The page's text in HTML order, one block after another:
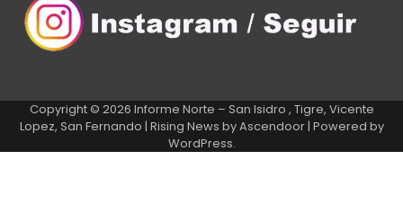
Copyright © 2026 Informe Norte – San Isidro , Tigre, Vicente
Lopez, San Fernando | Rising News byAscendoor| Powered by
WordPress.